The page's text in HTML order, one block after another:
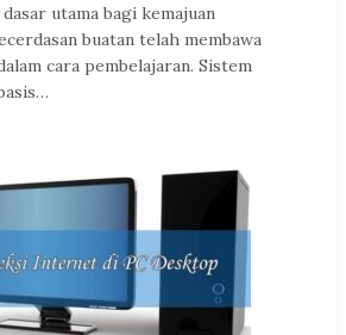
utama bagi kemajuan
buatan telah membawa
cara pembelajaran. Sistem